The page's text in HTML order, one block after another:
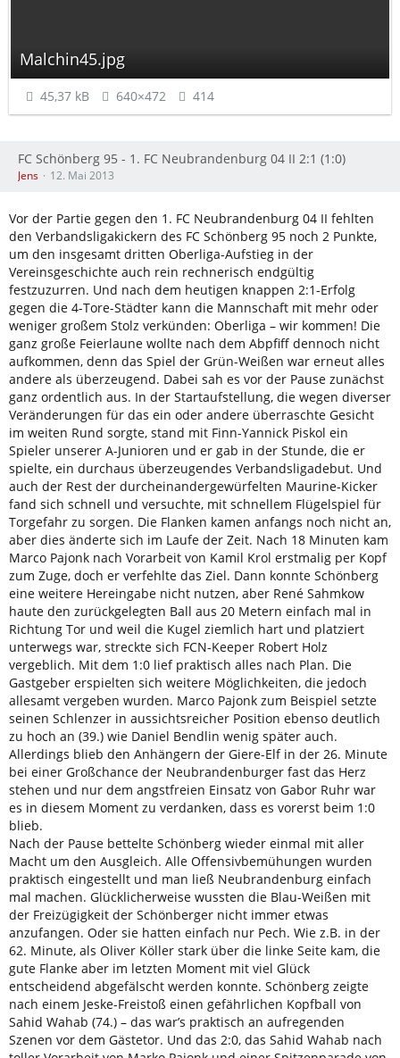
Malchin45.jpg
45,37 kB 640×472 414
FC Schönberg 95 - 1. FC Neubrandenburg 04 II 2:1 (1:0)
Jens 12. Mai 2013
Vor der Partie gegen den 1. FC Neubrandenburg 04 II fehlten
den Verbandsligakickern des FC Schönberg 95 noch 2 Punkte,
um den insgesamt dritten Oberliga-Aufstieg in der
Vereinsgeschichte auch rein rechnerisch endgültig
festzuzurren. Und nach dem heutigen knappen 2:1-Erfolg
gegen die 4-Tore-Städter kann die Mannschaft mit mehr oder
weniger großem Stolz verkünden: Oberliga – wir kommen! Die
ganz große Feierlaune wollte nach dem Abpfiff dennoch nicht
aufkommen, denn das Spiel der Grün-Weißen war erneut alles
andere als überzeugend. Dabei sah es vor der Pause zunächst
ganz ordentlich aus. In der Startaufstellung, die wegen diverser
Veränderungen für das ein oder andere überraschte Gesicht
im weiten Rund sorgte, stand mit Finn-Yannick Piskol ein
Spieler unserer A-Junioren und er gab in der Stunde, die er
spielte, ein durchaus überzeugendes Verbandsligadebut. Und
auch der Rest der durcheinandergewürfelten Maurine-Kicker
fand sich schnell und versuchte, mit schnellem Flügelspiel für
Torgefahr zu sorgen. Die Flanken kamen anfangs noch nicht an,
aber dies änderte sich im Laufe der Zeit. Nach 18 Minuten kam
Marco Pajonk nach Vorarbeit von Kamil Krol erstmalig per Kopf
zum Zuge, doch er verfehlte das Ziel. Dann konnte Schönberg
eine weitere Hereingabe nicht nutzen, aber René Sahmkow
haute den zurückgelegten Ball aus 20 Metern einfach mal in
Richtung Tor und weil die Kugel ziemlich hart und platziert
unterwegs war, streckte sich FCN-Keeper Robert Holz
vergeblich. Mit dem 1:0 lief praktisch alles nach Plan. Die
Gastgeber erspielten sich weitere Möglichkeiten, die jedoch
allesamt vergeben wurden. Marco Pajonk zum Beispiel setzte
seinen Schlenzer in aussichtsreicher Position ebenso deutlich
zu hoch an (39.) wie Daniel Bendlin wenig später auch.
Allerdings blieb den Anhängern der Giere-Elf in der 26. Minute
bei einer Großchance der Neubrandenburger fast das Herz
stehen und nur dem angstfreien Einsatz von Gabor Ruhr war
es in diesem Moment zu verdanken, dass es vorerst beim 1:0
blieb.
Nach der Pause bettelte Schönberg wieder einmal mit aller
Macht um den Ausgleich. Alle Offensivbemühungen wurden
praktisch eingestellt und man ließ Neubrandenburg einfach
mal machen. Glücklicherweise wussten die Blau-Weißen mit
der Freizügigkeit der Schönberger nicht immer etwas
anzufangen. Oder sie hatten einfach nur Pech. Wie z.B. in der
62. Minute, als Oliver Köller stark über die linke Seite kam, die
gute Flanke aber im letzten Moment mit viel Glück
entscheidend abgefälscht werden konnte. Schönberg zeigte
nach einem Jeske-Freistoß einen gefährlichen Kopfball von
Sahid Wahab (74.) – das war’s praktisch an aufregenden
Szenen vor dem Gästetor. Und das 2:0, das Sahid Wahab nach